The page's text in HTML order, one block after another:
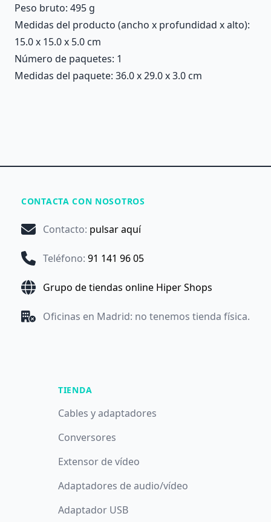
Peso bruto: 495 g
Medidas del producto (ancho x profundidad x alto):
15.0 x 15.0 x 5.0 cm
Número de paquetes: 1
Medidas del paquete: 36.0 x 29.0 x 3.0 cm
CONTACTA CON NOSOTROS
Contacto: pulsar aquí
Teléfono: 91 141 96 05
Grupo de tiendas online Hiper Shops
Oficinas en Madrid: no tenemos tienda física.
TIENDA
Cables y adaptadores
Conversores
Extensor de vídeo
Adaptadores de audio/vídeo
Adaptador USB